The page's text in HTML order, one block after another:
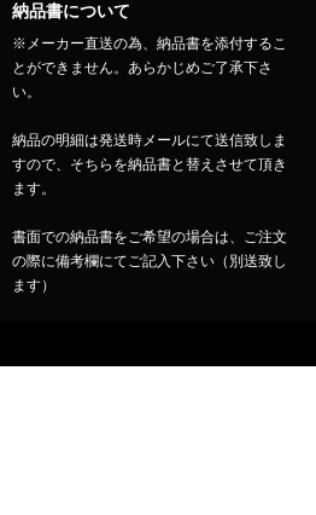
納品書について
※メーカー直送の為、納品書を添付するこ
とができません。あらかじめご了承下さ
い。
納品の明細は発送時メールにて送信致しま
すので、そちらを納品書と替えさせて頂き
ます。
書面での納品書をご希望の場合は、ご注文
の際に備考欄にてご記入下さい（別送致し
ます）